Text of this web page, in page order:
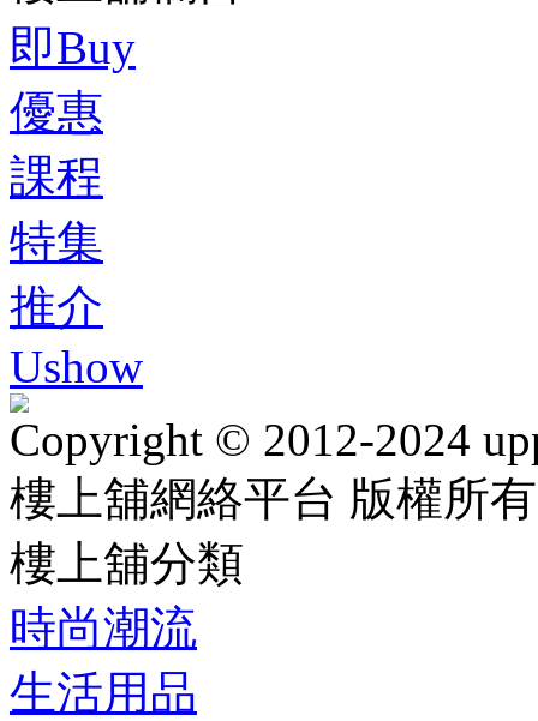
即Buy
優惠
課程
特集
推介
Ushow
Copyright © 2012-2024
樓上舖網絡平台 版權所
樓上舖分類
時尚潮流
生活用品